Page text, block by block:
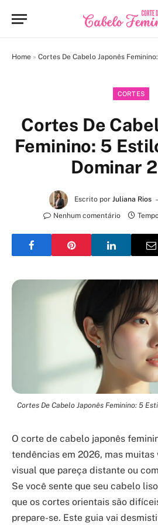
Home » Cortes De Cabelo Japonês Feminino: 5
CORTES
Cortes De
Feminino: 5
Dominar
Escrito por Juliana Rios
Nenhum comentário
Cortes De Cabelo Japonês Feminino: 5
O corte de cabelo japonês
tendências em 2026, mas muitas
visual que pareça distante ou
Se você sente que seu cabelo
que os cortes orientais são
prepare-se. Este guia vai